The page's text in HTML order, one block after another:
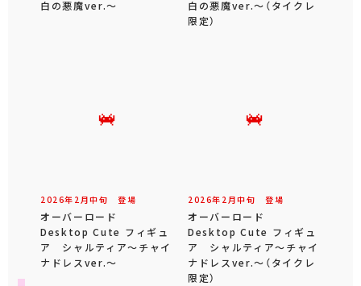
白の悪魔ver.～
白の悪魔ver.～（タイクレ
限定）
2026年 2 月中旬 登場
オーバーロード
Desktop Cute フィギュ
ア シャルティア～チャイ
ナドレスver.～
2026年 2 月中旬 登場
オーバーロード
Desktop Cute フィギュ
ア シャルティア～チャイ
ナドレスver.～（タイクレ
限定）